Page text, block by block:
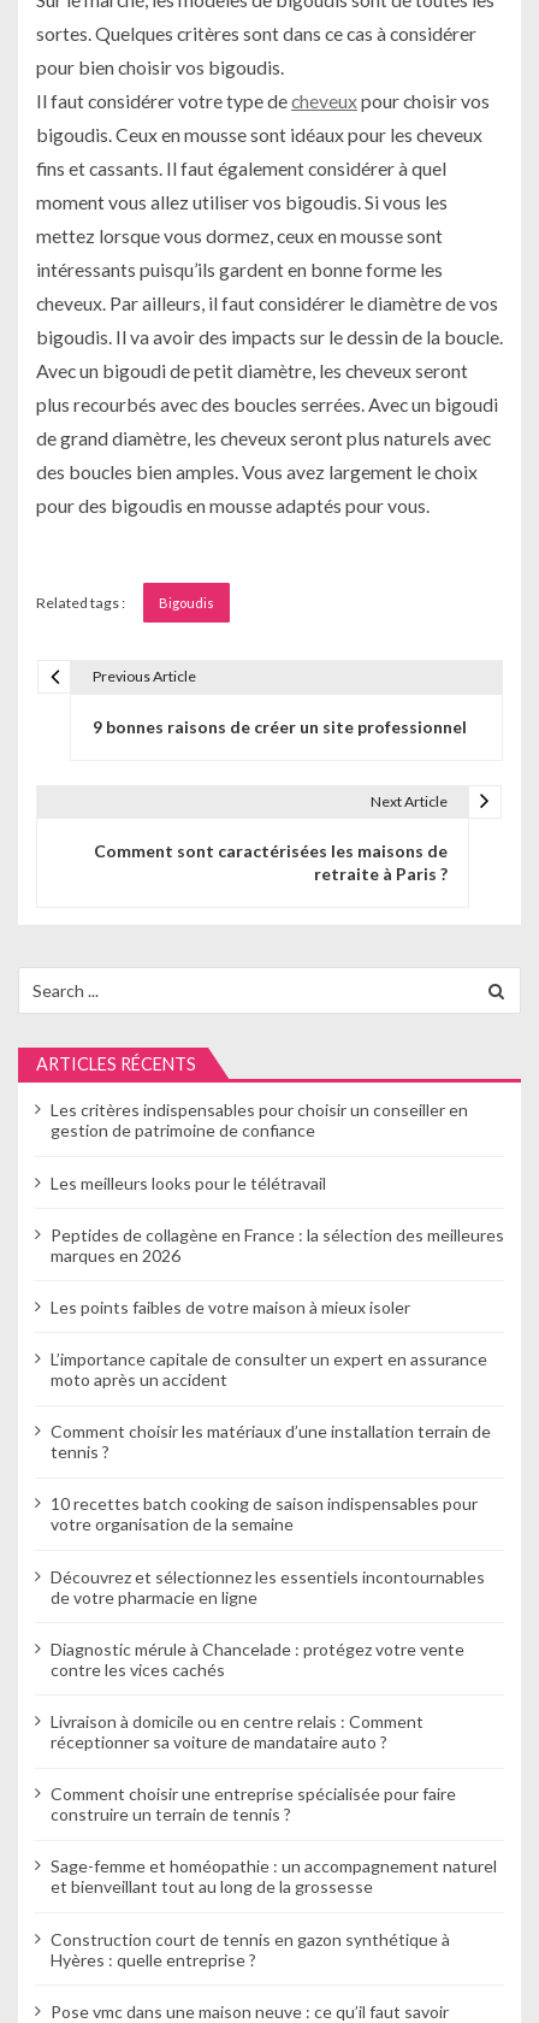
sortes. Quelques critères sont dans ce cas à considérer
pour bien choisir vos bigoudis.
Il faut considérer votre type decheveuxpour choisir vos
bigoudis. Ceux en mousse sont idéaux pour les cheveux
fins et cassants. Il faut également considérer à quel
moment vous allez utiliser vos bigoudis. Si vous les
mettez lorsque vous dormez, ceux en mousse sont
intéressants puisqu’ils gardent en bonne forme les
cheveux. Par ailleurs, il faut considérer le diamètre de vos
bigoudis. Il va avoir des impacts sur le dessin de la boucle.
Avec un bigoudi de petit diamètre, les cheveux seront
plus recourbés avec des boucles serrées. Avec un bigoudi
de grand diamètre, les cheveux seront plus naturels avec
des boucles bien amples. Vous avez largement le choix
pour des bigoudis en mousse adaptés pour vous.
Related tags : Bigoudis
i
o
n
d
e
a
r
i
e
Previous Article
9 bonnes raisons de créer un site professionnel
Next Article
Comment sont caractérisées les maisons de
retraite à Paris ?
for:
ARTICLES RÉCENTS
Les critères indispensables pour choisir un conseiller en
gestion de patrimoine de confiance
Les meilleurs looks pour le télétravail
Peptides de collagène en France : la sélection des meilleures
marques en 2026
Les points faibles de votre maison à mieux isoler
L’importance capitale de consulter un expert en assurance
moto après un accident
Comment choisir les matériaux d’une installation terrain de
tennis ?
10 recettes batch cooking de saison indispensables pour
votre organisation de la semaine
Découvrez et sélectionnez les essentiels incontournables
de votre pharmacie en ligne
Diagnostic mérule à Chancelade : protégez votre vente
contre les vices cachés
Livraison à domicile ou en centre relais : Comment
réceptionner sa voiture de mandataire auto ?
Comment choisir une entreprise spécialisée pour faire
construire un terrain de tennis ?
Sage-femme et homéopathie : un accompagnement naturel
et bienveillant tout au long de la grossesse
Construction court de tennis en gazon synthétique à
Hyères : quelle entreprise ?
Pose vmc dans une maison neuve : ce qu’il faut savoir